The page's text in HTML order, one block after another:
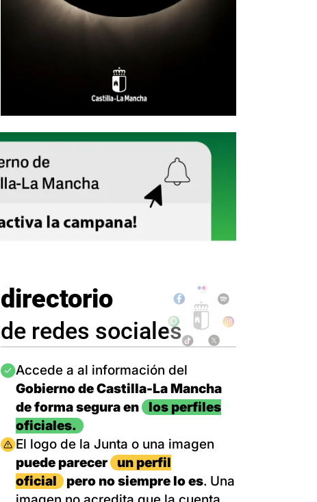
directorio
de redes sociales
Imagen
Accede a al información del
Gobierno de Castilla-La Mancha
de forma segura en
los perfiles
oficiales.
Imagen
El logo de la Junta o una imagen
puede parecer
un perfil
oficial
pero no siempre lo es. Una